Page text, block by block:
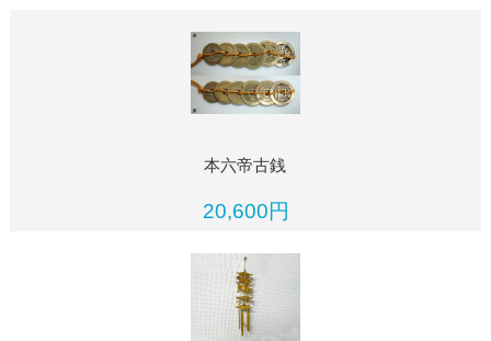
本六帝古銭
20,600円